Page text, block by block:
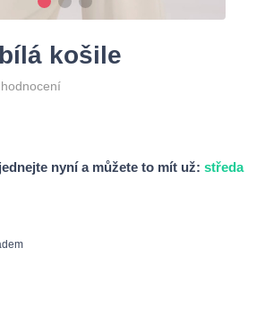
košile
nyní a můžete to mít už: středa